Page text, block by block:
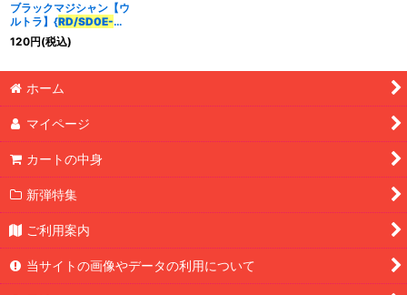
カテゴリ:
絞り込む
ブラックマジシャン【ウ
ルトラ】{RD/SD0E-
JP004}《RDモンスタ
ー》
120円(税込)
ホーム
マイページ
カートの中身
新弾特集
ご利用案内
当サイトの画像やデータの利用について